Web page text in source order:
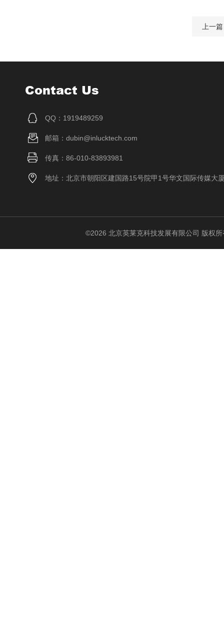
上一
Contact Us
QQ：1919489259
邮箱：dubin@inlucktech.com
传真：86-010-83893981
地址：北京市朝阳区建国路15号院甲1号华文国际传媒大
©2026 北京英莱克科技发展有限公司 版